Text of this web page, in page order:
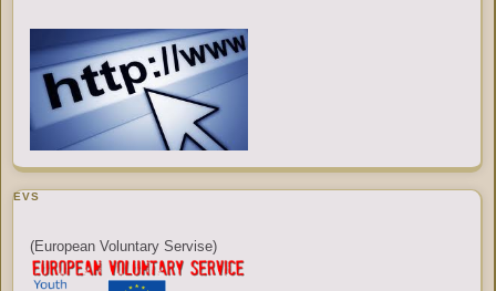
EVS
(European Voluntary Servise)